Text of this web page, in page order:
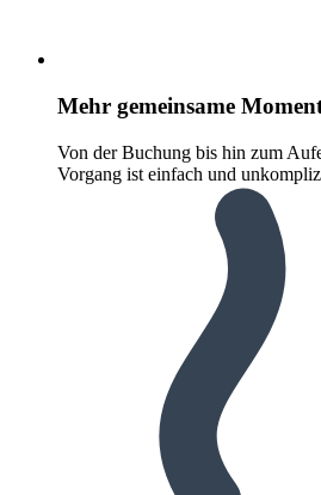
Mehr gemeinsame
Von der Buchung bis hin zum
Vorgang ist einfach und